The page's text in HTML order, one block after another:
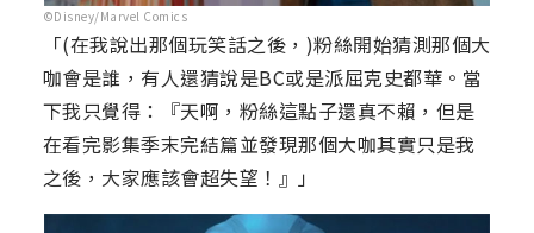
©Disney/Marvel Comics
「(在我說出那個玩笑話之後，)粉絲開始猜測那個大
咖會是誰，有人還猜說是BC或是派屈克史都華。當
下我只覺得：『天啊，粉絲這點子還真不賴，但是
在看完影集季末完結篇並發現那個大咖其實只是我
之後，大家應該會超失望！』」